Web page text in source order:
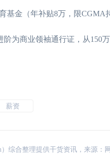
金（年补贴8万，限CGMA
商业领袖通行证，从150万
薪资
）综合整理提供干货资讯，来源